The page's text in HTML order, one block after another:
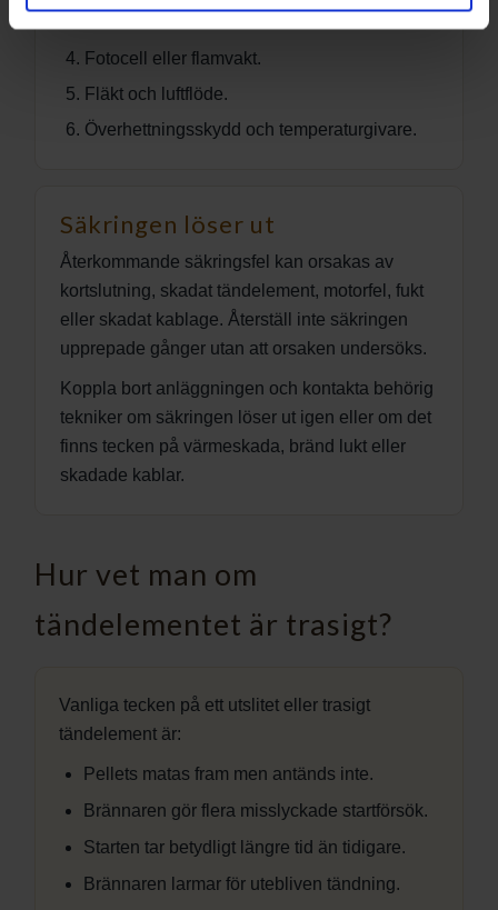
Fotocell eller flamvakt.
Fläkt och luftflöde.
Överhettningsskydd och temperaturgivare.
Säkringen löser ut
Återkommande säkringsfel kan orsakas av
kortslutning, skadat tändelement, motorfel, fukt
eller skadat kablage. Återställ inte säkringen
upprepade gånger utan att orsaken undersöks.
Koppla bort anläggningen och kontakta behörig
tekniker om säkringen löser ut igen eller om det
finns tecken på värmeskada, bränd lukt eller
skadade kablar.
Hur vet man om
tändelementet är trasigt?
Vanliga tecken på ett utslitet eller trasigt
tändelement är:
Pellets matas fram men antänds inte.
Brännaren gör flera misslyckade startförsök.
Starten tar betydligt längre tid än tidigare.
Brännaren larmar för utebliven tändning.